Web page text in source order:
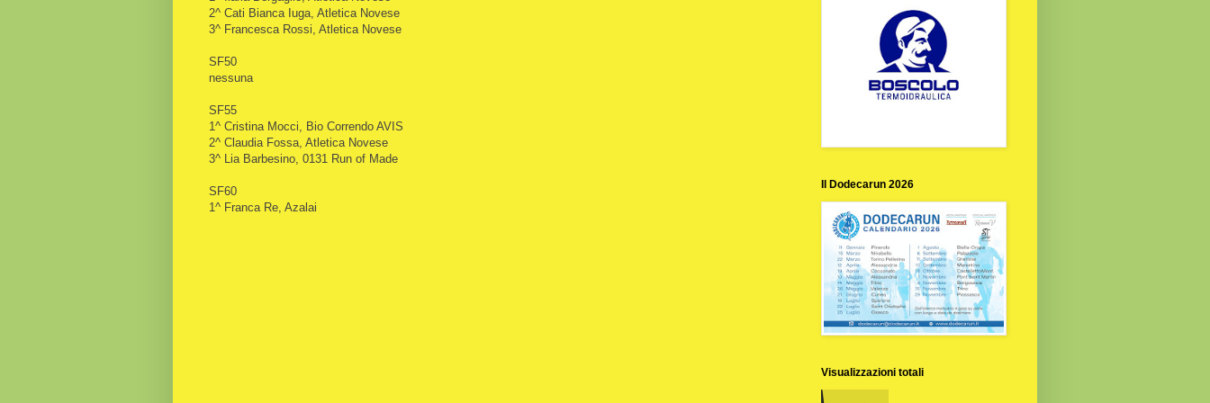
2^ Cati Bianca Iuga , Atletica Novese
3^ Francesca Rossi , Atletica Novese
SF50
nessuna
SF55
1^ Cristina Mocci, Bio Correndo AVIS
2^ Claudia Fossa , Atletica Novese
3^ Lia Barbesino, 0131 Run of Made
SF60
1^ Franca Re, Azalai
Il Dodecarun 2026
Visualizzazioni totali